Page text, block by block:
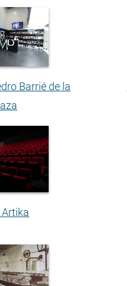
Barrié de la